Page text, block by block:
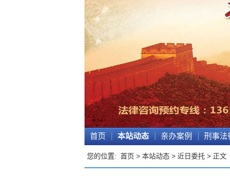
首页 本站动态 亲办案例 刑事法
您的位置: 首页 > 本站动态 > 近日委托 > 正文